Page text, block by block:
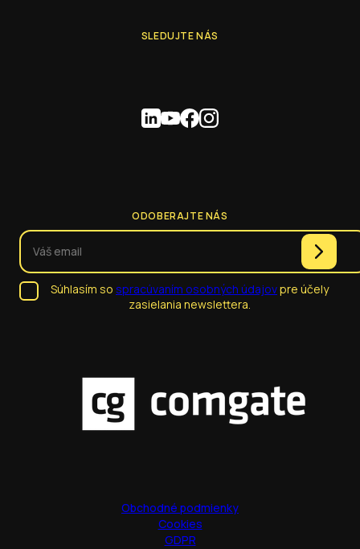
SLEDUJTE NÁS
ODOBERAJTE NÁS
Súhlasím so spracúvaním osobných údajovpre účely
zasielania newslettera.
Obchodné podmienky
Cookies
GDPR